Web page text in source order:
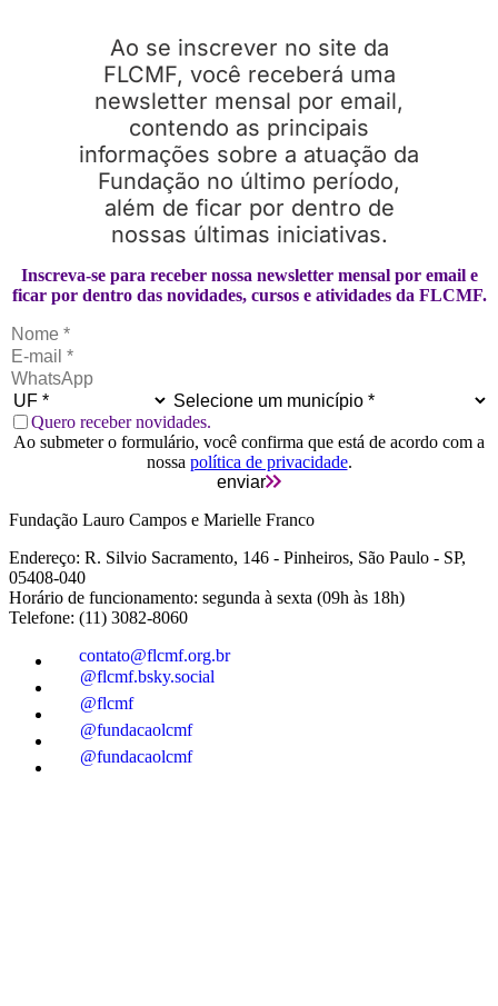
Inscreva-se para receber nossa newsletter mensal por email e
ficar por dentro das novidades, cursos e atividades da FLCMF.
Quero receber novidades.
Ao submeter o formulário, você confirma que está de acordo com a
nossa política de privacidade.
enviar
Ao se inscrever no site da
FLCMF, você receberá uma
newsletter mensal por email,
contendo as principais
informações sobre a atuação da
Fundação no último período,
além de ficar por dentro de
nossas últimas iniciativas.
Fundação Lauro Campos e Marielle Franco
Endereço: R. Silvio Sacramento, 146 - Pinheiros, São Paulo - SP,
05408-040
Horário de funcionamento: segunda à sexta (09h às 18h)
Telefone: (11) 3082-8060
contato@flcmf.org.br
@flcmf.bsky.social
@flcmf
@fundacaolcmf
@fundacaolcmf